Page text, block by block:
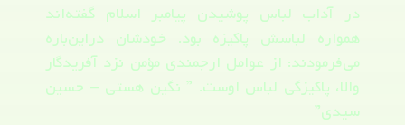
در آداب لباس پوشیدن پیامبر اسلام گفته‌اند
همواره لباسش پاکیزه بود. خودشان دراین‌باره
می‌فرمودند: از عوامل ارجمندی مؤمن نزد آفریدگار
والا، پاکیزگی لباس اوست. ” نگین هستی – حسین
سیدی”